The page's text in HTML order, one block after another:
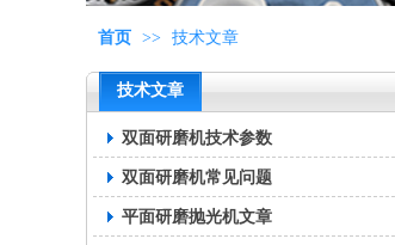
首页 >> 技术文章
技术文章
双面研磨机技术参数
双面研磨机常见问题
平面研磨抛光机文章